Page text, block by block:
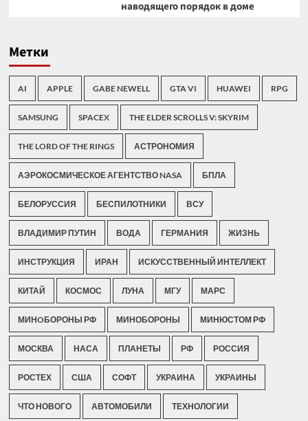
наводящего порядок в доме
Метки
AI APPLE GABE NEWELL GTA VI HUAWEI RPG
SAMSUNG SPACEX THE ELDER SCROLLS V: SKYRIM
THE LORD OF THE RINGS АСТРОНОМИЯ
АЭРОКОСМИЧЕСКОЕ АГЕНТСТВО NASA БПЛА
БЕЛОРУССИЯ БЕСПИЛОТНИКИ ВСУ
ВЛАДИМИР ПУТИН ВОДА ГЕРМАНИЯ ЖИЗНЬ
ИНСТРУКЦИЯ ИРАН ИСКУССТВЕННЫЙ ИНТЕЛЛЕКТ
КИТАЙ КОСМОС ЛУНА МГУ МАРС
МИНOБОРОНЫ РФ МИНОБОРОНЫ МИНЮСТОМ РФ
МОСКВА НАСА ПЛАНЕТЫ РФ РОССИЯ
РОСТЕХ США СОФТ УКРАИНА УКРАИНЫ
ЧТО НОВОГО АВТОМОБИЛИ ТЕХНОЛОГИИ